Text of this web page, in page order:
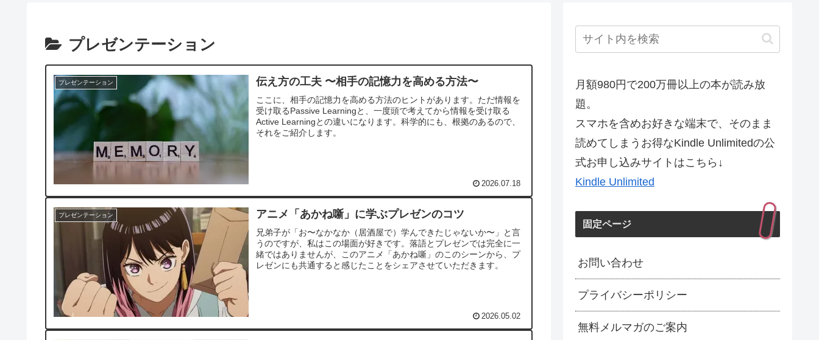
プレゼンテーション
プレゼンテーション 伝え方の工夫 〜相手の記憶力を高める方法〜
ここに、相手の記憶力を高める方法のヒントがあります。ただ情報を
受け取るPassive Learningと、一度頭で考えてから情報を受け取る
Active Learningとの違いになります。科学的にも、根拠のあるので、
それをご紹介します。
2026.07.18
プレゼンテーション アニメ「あかね噺」に学ぶプレゼンのコツ
兄弟子が「お〜なかなか（居酒屋で）学んできたじゃないか〜」と言
うのですが、私はこの場面が好きです。落語とプレゼンでは完全に一
緒ではありませんが、このアニメ「あかね噺」のこのシーンから、プ
レゼンにも共通すると感じたことをシェアさせていただきます。
2026.05.02
月額980円で200万冊以上の本が読み放
題。
スマホを含めお好きな端末で、そのまま
読めてしまうお得なKindle Unlimitedの公
式お申し込みサイトはこちら↓
Kindle Unlimited
固定ページ
お問い合わせ
プライバシーポリシー
無料メルマガのご案内